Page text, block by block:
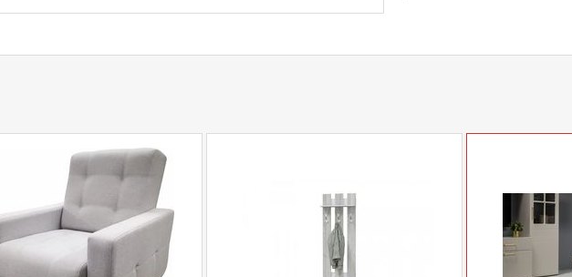
под вес и фиксацией в 1 положении